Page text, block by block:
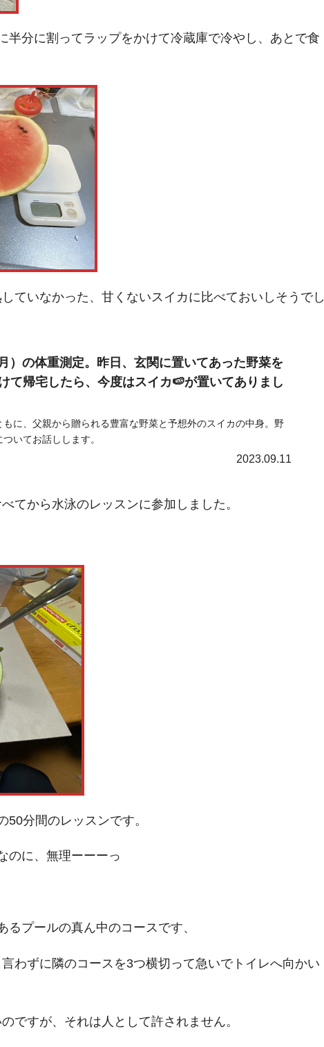
半分に割ってラップをかけて冷蔵庫で冷やし、あとで食
ていなかった、甘くないスイカに比べておいしそうでし
）の体重測定。昨日、玄関に置いてあった野菜を
て帰宅したら、今度はスイカ🍉が置いてありまし
もに、父親から贈られる豊富な野菜と予想外のスイカの中身。野
いてお話しします。
2023.09.11
てから水泳のレッスンに参加しました。
分間のレッスンです。
のに、無理ーーーっ
プールの真ん中のコースです、
わずに隣のコースを3つ横切って急いでトイレへ向かい
ですが、それは人として許されません。